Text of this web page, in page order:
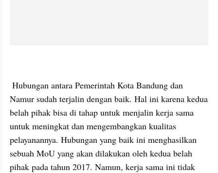
Namur sudah terjalin dengan baik. Hal ini karena kedua
belah pihak bisa di tahap untuk menjalin kerja sama
untuk meningkat dan mengembangkan kualitas
pelayanannya. Hubungan yang baik ini menghasilkan
sebuah MoU yang akan dilakukan oleh kedua belah
pihak pada tahun 2017. Namun, kerja sama ini tidak